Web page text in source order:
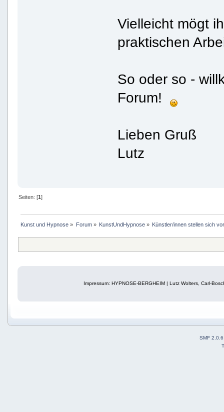
Vielleicht mögt
praktischen
So oder so -
Forum!
Lieben Gruß
Lutz
Seiten: [1]
Kunst und Hypnose » Forum» KunstUndHypnose» Künstler/innen stellen sich
Impressum: HYPNOSE-BERGHEIM | Lutz Wolters, Carl-
SMF 2.0.6